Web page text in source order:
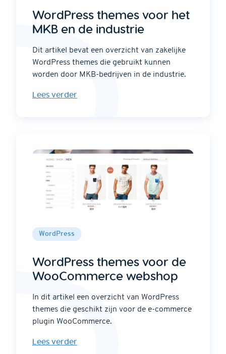
WordPress themes voor het
MKB en de industrie
Dit artikel bevat een overzicht van zakelijke
WordPress themes die gebruikt kunnen
worden door MKB-bedrijven in de industrie.
Lees verder
WordPress
WordPress themes voor de
WooCommerce webshop
In dit artikel een overzicht van WordPress
themes die geschikt zijn voor de e-commerce
plugin WooCommerce.
Lees verder